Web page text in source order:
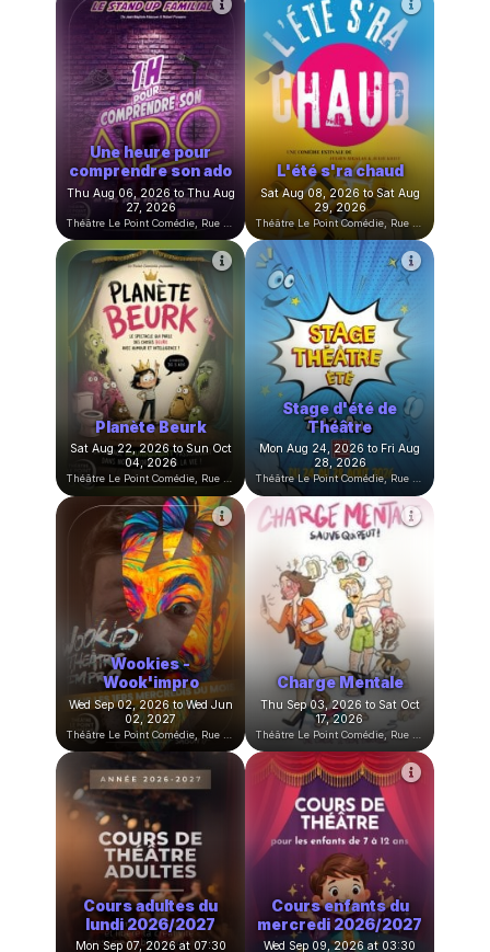
Bon cadeau
Comédies
Bon cadeau
Spectacle Enfants
Sun Jun 28, 2026 at 02:58
PM to Thu Jun 28, 2029 at
12:00 AM
Une heure pour
comprendre son ado
Thu Aug 06, 2026 to Thu Aug
27, 2026
L'été s'ra chaud
Sat Aug 08, 2026 to Sat Aug
29, 2026
Planète Beurk
Sat Aug 22, 2026 to Sun Oct
04, 2026
Théâtre Le Point Comédie, Rue Sainte-Ursule, Montpellier, France
Stage d'été de
Théâtre
Mon Aug 24, 2026 to Fri Aug
28, 2026
Wookies -
Wook'impro
Charge Mentale